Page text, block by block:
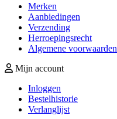
Merken
Aanbiedingen
Verzending
Herroepingsrecht
Algemene voorwaarden
Mijn account
Inloggen
Bestelhistorie
Verlanglijst